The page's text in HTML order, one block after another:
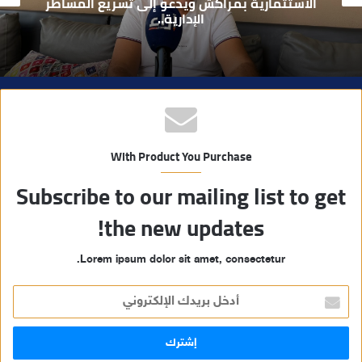
ب
المنارة مراكش
With Product You Purchase
Subscribe to our mailing list to get
the new updates!
Lorem ipsum dolor sit amet, consectetur.
خ
ل
ر